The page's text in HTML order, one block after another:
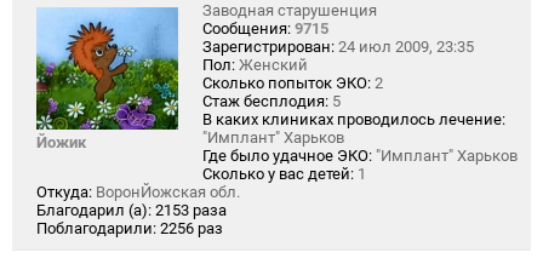
Йожик
Заводная старушенция
Сообщения: 9715
Зарегистрирован: 24 июл 2009, 23:35
Пол: Женский
Сколько попыток ЭКО: 2
Стаж бесплодия: 5
В каких клиниках проводилось лечение:
"Имплант" Харьков
Где было удачное ЭКО: "Имплант" Харьков
Сколько у вас детей: 1
Откуда: ВоронЙожская обл.
Благодарил (а): 2153 раза
Поблагодарили: 2256 раз